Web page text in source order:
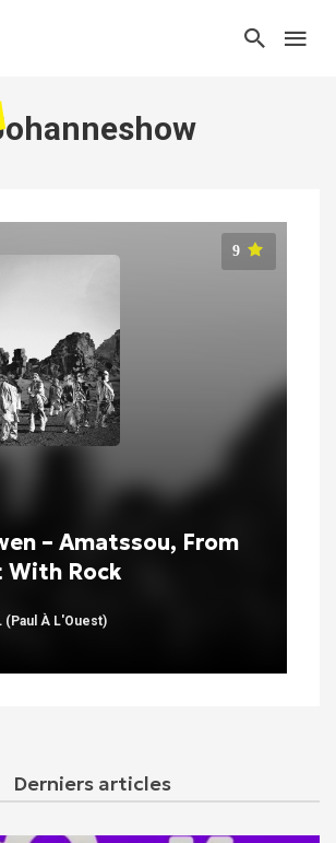
9
– Amatssou, From
With Rock
(Paul À L'Ouest)
Derniers articles